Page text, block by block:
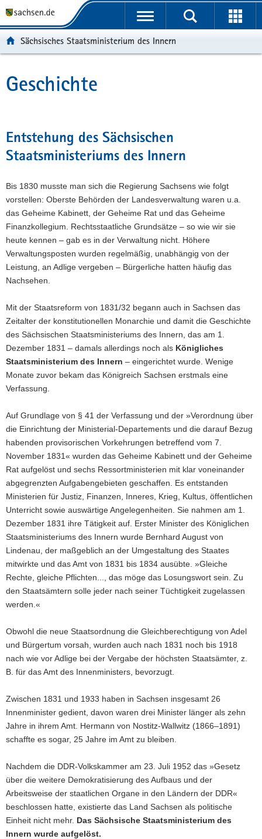
t
ü
g
r
i
n
N
i
o
t
n
g
a
i
p
n
t
t
-
e
i
h
Sächsisches Staatsministerium des Innern
Hauptinhalt
Geschichte
Entstehung des Sächsischen
Staatsministeriums des Innern
Bis 1830 musste man sich die Regierung Sachsens wie folgt
vorstellen: Oberste Behörden der Landesverwaltung waren u.a.
das Geheime Kabinett, der Geheime Rat und das Geheime
Finanzkollegium. Rechtsstaatliche Grundsätze – so wie wir sie
heute kennen – gab es in der Verwaltung nicht. Höhere
Verwaltungsposten wurden regelmäßig, unabhängig von der
Leistung, an Adlige vergeben – Bürgerliche hatten häufig das
Nachsehen.
Mit der Staatsreform von 1831/32 begann auch in Sachsen das
Zeitalter der konstitutionellen Monarchie und damit die Geschichte
des Sächsischen Staatsministeriums des Innern, das am 1.
Dezember 1831 – damals allerdings noch als Königliches
Staatsministerium des Innern – eingerichtet wurde. Wenige
Monate zuvor bekam das Königreich Sachsen erstmals eine
Verfassung.
Auf Grundlage von § 41 der Verfassung und der »Verordnung über
die Einrichtung der Ministerial-Departements und die darauf Bezug
habenden provisorischen Vorkehrungen betreffend vom 7.
November 1831« wurden das Geheime Kabinett und der Geheime
Rat aufgelöst und sechs Ressortministerien mit klar voneinander
abgegrenzten Aufgabengebieten geschaffen. Es entstanden
Ministerien für Justiz, Finanzen, Inneres, Krieg, Kultus, öffentlichen
Unterricht sowie auswärtige Angelegenheiten. Sie nahmen am 1.
Dezember 1831 ihre Tätigkeit auf. Erster Minister des Königlichen
Staatsministeriums des Innern wurde Bernhard August von
Lindenau, der maßgeblich an der Umgestaltung des Staates
mitwirkte und das Amt von 1831 bis 1834 ausübte. »Gleiche
Rechte, gleiche Pflichten..., das möge das Losungswort sein. Zu
den Staatsämtern solle jeder nach seiner Tüchtigkeit zugelassen
werden.«
Obwohl die neue Staatsordnung die Gleichberechtigung von Adel
und Bürgertum vorsah, wurden auch nach 1831 noch bis 1918
nach wie vor Adlige bei der Vergabe der höchsten Staatsämter, z.
B. für das Amt des Innenministers, bevorzugt.
Zwischen 1831 und 1933 haben in Sachsen insgesamt 26
Innenminister gedient, davon waren drei Minister länger als zehn
Jahre in ihrem Amt. Hermann von Nostitz-Wallwitz (1866–1891)
schaffte es sogar, 25 Jahre im Amt zu bleiben.
Nachdem die DDR-Volkskammer am 23. Juli 1952 das »Gesetz
über die weitere Demokratisierung des Aufbaus und der
Arbeitsweise der staatlichen Organe in den Ländern der DDR«
beschlossen hatte, existierte das Land Sachsen als politische
Einheit nicht mehr. Das Sächsische Staatsministerium des
Innern wurde aufgelöst.